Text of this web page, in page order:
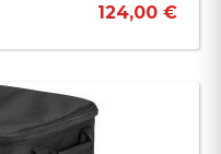
124,00 €